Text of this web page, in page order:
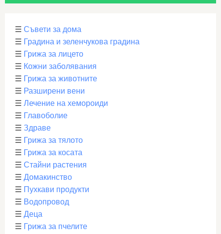
☰ Съвети за дома
☰ Градина и зеленчукова градина
☰ Грижа за лицето
☰ Кожни заболявания
☰ Грижа за животните
☰ Разширени вени
☰ Лечение на хемороиди
☰ Главоболие
☰ Здраве
☰ Грижа за тялото
☰ Грижа за косата
☰ Стайни растения
☰ Домакинство
☰ Пухкави продукти
☰ Водопровод
☰ Деца
☰ Грижа за пчелите